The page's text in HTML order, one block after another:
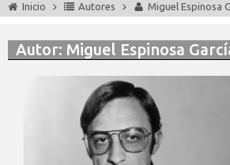
Inicio Autores Miguel Espinosa
Autor: Miguel Espinosa